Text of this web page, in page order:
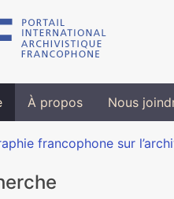
À propos Nous
francophone sur